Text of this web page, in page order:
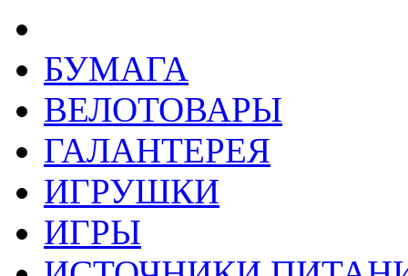
БУМАГА
ВЕЛОТОВАРЫ
ГАЛАНТЕРЕЯ
ИГРУШКИ
ИГРЫ